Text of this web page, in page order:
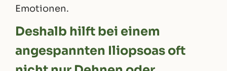
Emotionen.
Deshalb hilft bei einem
angespannten Iliopsoas oft